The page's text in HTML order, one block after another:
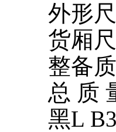
外形
货厢
整备
总 质
黑L